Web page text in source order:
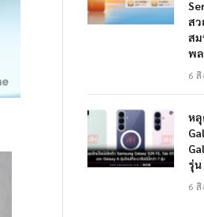
ส
ส
พ
6
หลุ
รุ่น
6